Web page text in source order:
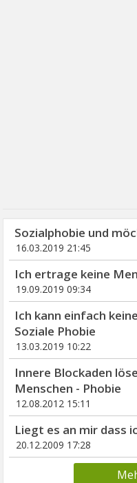
Sozialphobie und
16.03.2019 21:45
Ich ertrage keine
19.09.2019 09:34
Ich kann einfach
Soziale Phobie
13.03.2019 10:22
Innere Blockaden
Menschen - Phobie
12.08.2012 15:11
Liegt es an mir dass
20.12.2009 17:28